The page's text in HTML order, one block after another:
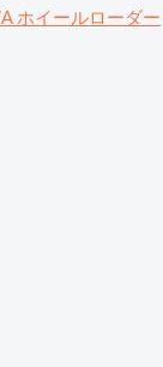
ホイールローダー